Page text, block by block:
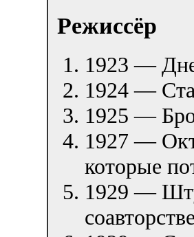
Режиссёр
1923 —
1924 —
1925 —
1927 —
которые
1929 —